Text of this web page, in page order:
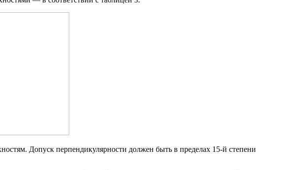
Допуск перпендикулярности должен быть в пределах 15-й степени